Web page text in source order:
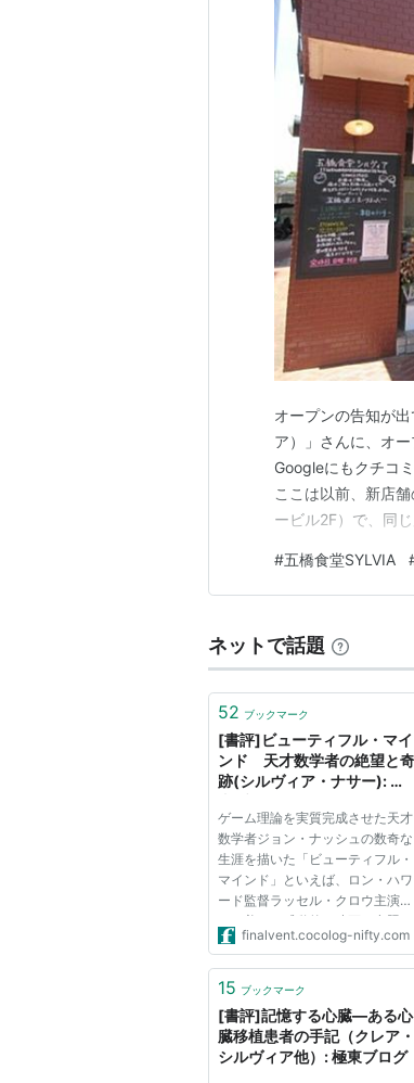
撮影： ジョン・トゥー
出演： グウィネス・パ
ダニエル・クレイグ
ジャレッド・ハリ
ブライス・ダナー
マイケル・ガンボン
アミラ・カサール
アンドリュー・ハ
ルーシー・ダヴェ
リディ・ハラウェ
デイヴィッド・バ
アリソン・ブルー
ジュリアン・ファ
ジェレミー・フォウ
マイケル・ミアース
アンソニー・ストラ
オープンの告知が
ア）」さんに、オ
Googleにもクチコ
ここは以前、新店
ービル2F）で、同
息子さんご本人か
プンするってすば
#五橋食堂SYLVIA
ネットで話題
52 ブックマーク
[書評]ビューティフル・マイ
ンド 天才数学者の絶望と奇
跡(シルヴィア・ナサー): 極
ゲーム理論を実質完成させた天才
数学者ジョン・ナッシュの数奇な
生涯を描いた「ビューティフル・
マインド」といえば、ロン・ハワ
ード監督ラッセル・クロウ主演
の、美しく感動的な映画（参照）
が有名で、本書「ビューティフ
と奇跡(シルヴィア・ナサー)」
ち...
finalvent.cocolog-nifty.com
15 ブックマーク
[書評]記憶する心臓―ある心
臓移植患者の手記（クレア・
シルヴィア他）: 極東ブログ